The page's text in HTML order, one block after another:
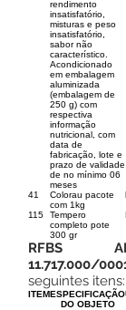
rendimento
insatisfatório,
misturas e peso
insatisfatório,
sabor não
característico.
Acondicionado
em embalagem
aluminizada
(embalagem de
250 g) com
respectiva
informação
nutricional, com
data de
fabricação, lote e
prazo de validade
de no mínimo 06
meses
41
Colorau pacote
com 1kg
115
Tempero
completo pote
300 gr
RFBS
11.717.000/
seguintes itens:
ITEMESPECIFICAÇÃO
DO OBJETO